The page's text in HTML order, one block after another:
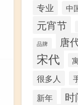
专业 中
元宵节
品牌 唐
宋代
很多人
新年 时